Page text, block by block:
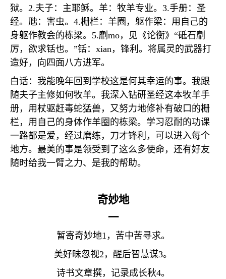
狱。 2.夫子：主耶稣。羊：牧羊专业。 3.手册：圣
经。虺：害虫。 4.栅栏：羊圈，躯作梁：用自己的
身躯作教会的栋梁。 5.劘 mo，见《论衡》“砥石劘
厉，欲求铦也。”铦： xian，锋利。将属灵的武器打
造好，向四面八方进军。
白话：我能晚年回到学校这是何其幸运的事。我跟
随夫子主修如何牧羊。我深入钻研圣经这本牧羊手
册，用杖驱赶毒蛇猛兽，又努力地修补有破口的栅
栏，用自己的身体作羊圈的栋梁。学习忍耐的功课
一路都是爱，经过磨练，刀才锋利，可以进入每个
地方。最美的事是领受到了这么多使命，还有好友
随时给我一臂之力、是我的帮助。
奇妙地
一
暂寄奇妙地1 ，苦中苦寻求。
美好昧忽视2 ，醒后智慧谋3。
诗书文章撰，记录成长秋4。